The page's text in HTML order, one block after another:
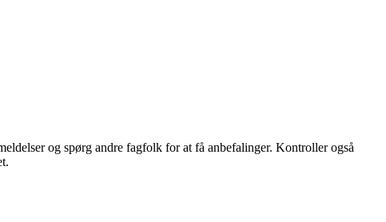
og spørg andre fagfolk for at få anbefalinger. Kontroller også